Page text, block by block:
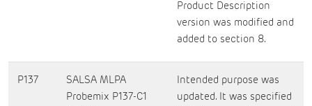
Product Description
version was modified and
added to section 8.
P137
SALSA MLPA
Probemix P137-C1
Intended purpose was
updated. It was specified